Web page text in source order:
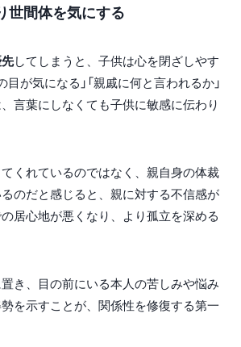
世間体を気にする
してしまうと、子供は心を閉ざしやす
目が気になる」「親戚に何と言われるか」
言葉にしなくても子供に敏感に伝わり
くれているのではなく、親自身の体裁
のだと感じると、親に対する不信感が
居心地が悪くなり、より孤立を深める
き、目の前にいる本人の苦しみや悩み
を示すことが、関係性を修復する第一